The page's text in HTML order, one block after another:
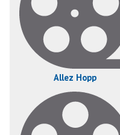
Allez Hopp